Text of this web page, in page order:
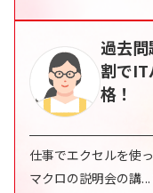
過去
割でIT
格！
仕事でエクセルを使
マクロの説明会の講...